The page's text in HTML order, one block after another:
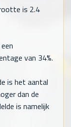
is 2.4
van 34%.
is het aantal
dan de
is namelijk